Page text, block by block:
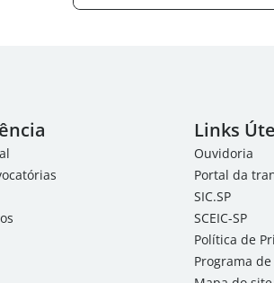
Links
Ouvidoria
Portal da
SIC.SP
SCEIC-SP
Política de
Programa